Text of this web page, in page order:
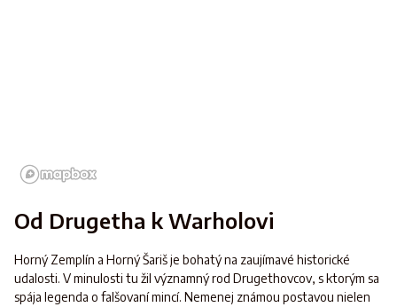
Od Drugetha k Warholovi
Horný Zemplín a Horný Šariš je bohatý na zaujímavé historické
udalosti. V minulosti tu žil významný rod Drugethovcov, s ktorým sa
spája legenda o falšovaní mincí. Nemenej známou postavou nielen